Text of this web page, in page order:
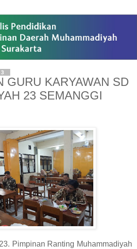
GURU KARYAWAN SD
23 SEMANGGI
Pimpinan Ranting Muhammadiyah